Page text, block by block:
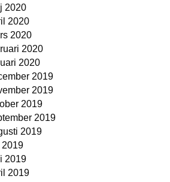
2020
2020
2020
2020
2020
2019
2019
2019
2019
2019
2019
2019
2019